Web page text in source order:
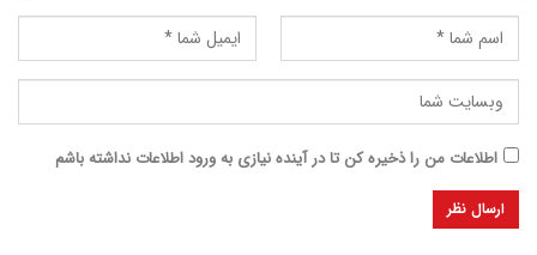
اطلاعات من را ذخیره کن تا در آینده نیازی به ورود اطلاعات نداشته باشم